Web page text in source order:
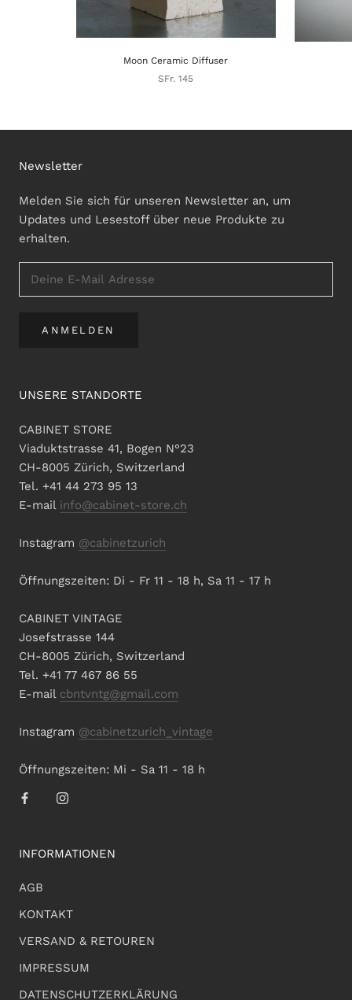
Moon Ceramic Diffuser
SFr. 145
Newsletter
Melden Sie sich für unseren Newsletter an, um
Updates und Lesestoff über neue Produkte zu
erhalten.
ANMELDEN
UNSERE STANDORTE
CABINET STORE
Viaduktstrasse 41, Bogen N°23
CH-8005 Zürich, Switzerland
Tel. +41 44 273 95 13
E-mail info@cabinet-store.ch
Instagram @cabinetzurich
Öffnungszeiten: Di - Fr 11 - 18 h, Sa 11 - 17 h
CABINET VINTAGE
Josefstrasse 144
CH-8005 Zürich, Switzerland
Tel. +41 77 467 86 55
E-mail cbntvntg@gmail.com
Instagram @cabinetzurich_vintage
Öffnungszeiten: Mi - Sa 11 - 18 h
INFORMATIONEN
AGB
KONTAKT
VERSAND & RETOUREN
IMPRESSUM
DATENSCHUTZERKLÄRUNG